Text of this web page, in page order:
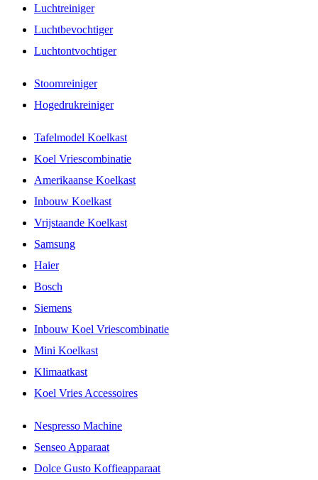
Luchtreiniger
Luchtbevochtiger
Luchtontvochtiger
Stoomreiniger
Hogedrukreiniger
Tafelmodel Koelkast
Koel Vriescombinatie
Amerikaanse Koelkast
Inbouw Koelkast
Vrijstaande Koelkast
Samsung
Haier
Bosch
Siemens
Inbouw Koel Vriescombinatie
Mini Koelkast
Klimaatkast
Koel Vries Accessoires
Nespresso Machine
Senseo Apparaat
Dolce Gusto Koffieapparaat